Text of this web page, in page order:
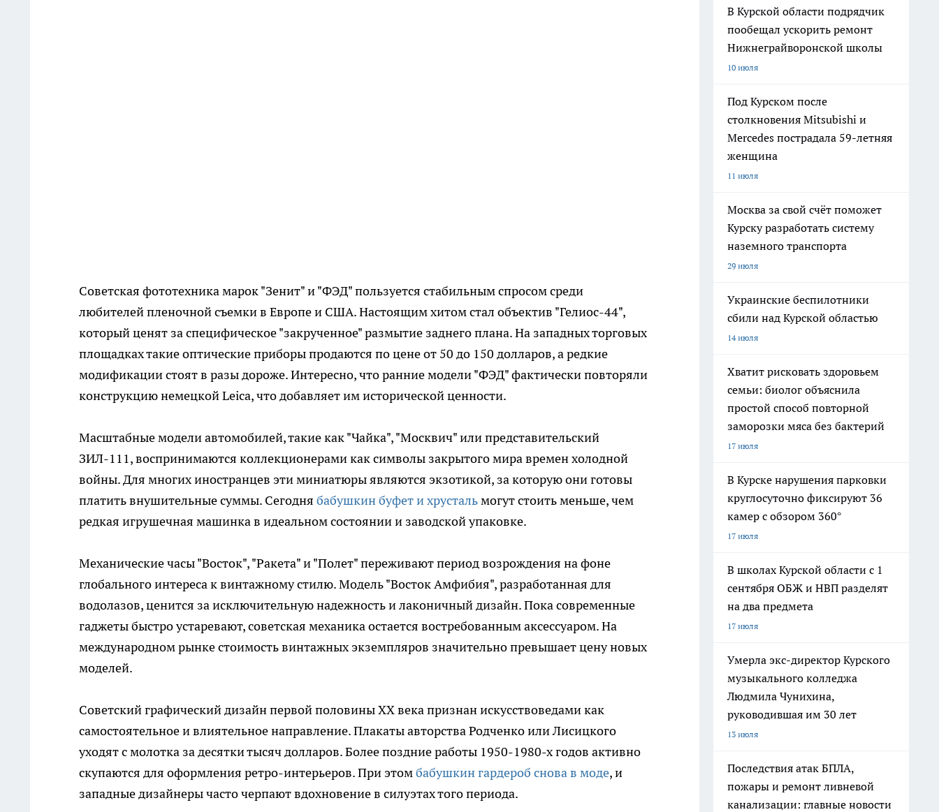
Советская фототехника марок "Зенит" и "ФЭД" пользуется стабильным спросом среди
любителей пленочной съемки в Европе и США. Настоящим хитом стал объектив "Гелиос-44",
который ценят за специфическое "закрученное" размытие заднего плана. На западных торговых
площадках такие оптические приборы продаются по цене от 50 до 150 долларов, а редкие
модификации стоят в разы дороже. Интересно, что ранние модели "ФЭД" фактически повторяли
конструкцию немецкой Leica, что добавляет им исторической ценности.
Масштабные модели автомобилей, такие как "Чайка", "Москвич" или представительский
ЗИЛ-111, воспринимаются коллекционерами как символы закрытого мира времен холодной
войны. Для многих иностранцев эти миниатюры являются экзотикой, за которую они готовы
платить внушительные суммы. Сегодня бабушкин буфет и хрустальмогут стоить меньше, чем
редкая игрушечная машинка в идеальном состоянии и заводской упаковке.
Механические часы "Восток", "Ракета" и "Полет" переживают период возрождения на фоне
глобального интереса к винтажному стилю. Модель "Восток Амфибия", разработанная для
водолазов, ценится за исключительную надежность и лаконичный дизайн. Пока современные
гаджеты быстро устаревают, советская механика остается востребованным аксессуаром. На
международном рынке стоимость винтажных экземпляров значительно превышает цену новых
моделей.
Советский графический дизайн первой половины XX века признан искусствоведами как
самостоятельное и влиятельное направление. Плакаты авторства Родченко или Лисицкого
уходят с молотка за десятки тысяч долларов. Более поздние работы 1950-1980-х годов активно
скупаются для оформления ретро-интерьеров. При этомбабушкин гардероб снова в моде, и
западные дизайнеры часто черпают вдохновение в силуэтах того периода.
В Курской области подрядчик
пообещал ускорить ремонт
Нижнеграйворонской школы
10 июля
Под Курском после
столкновения Mitsubishi и
Mercedes пострадала 59-летняя
женщина
11 июля
Москва за свой счёт поможет
Курску разработать систему
наземного транспорта
29 июля
Украинские беспилотники
сбили над Курской областью
14 июля
Хватит рисковать здоровьем
семьи: биолог объяснила
простой способ повторной
заморозки мяса без бактерий
17 июля
В Курске нарушения парковки
круглосуточно фиксируют 36
камер с обзором 360°
17 июля
В школах Курской области с 1
сентября ОБЖ и НВП разделят
на два предмета
17 июля
Умерла экс-директор Курского
музыкального колледжа
Людмила Чунихина,
руководившая им 30 лет
13 июля
Последствия атак БПЛА,
пожары и ремонт ливневой
канализации: главные новости